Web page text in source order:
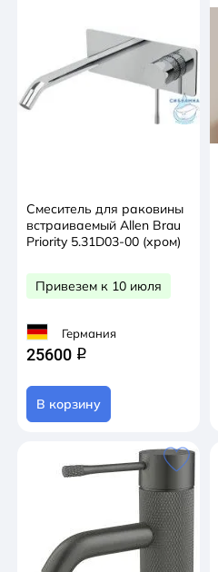
Смеситель для раковины
встраиваемый Allen Brau
Priority 5.31D03-00 (хром)
Привезем к 10 июля
Германия
25600 q
В корзину